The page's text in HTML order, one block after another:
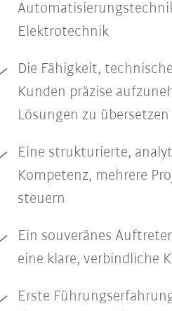
Elektrotechnik
Die Fähigkeit,
Kunden präzise
Lösungen zu übersetzen
Eine strukturierte,
Kompetenz, mehrere
steuern
Ein souveränes
eine klare, verbindliche
Erste